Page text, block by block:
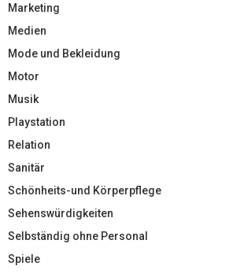
Marketing
Medien
Mode und Bekleidung
Motor
Musik
Playstation
Relation
Sanitär
Schönheits-und Körperpflege
Sehenswürdigkeiten
Selbständig ohne Personal
Spiele